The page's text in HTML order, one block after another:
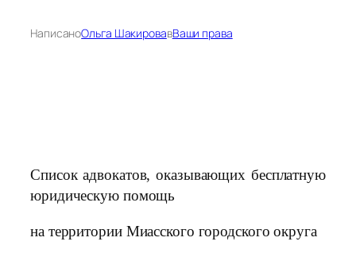
НаписаноОльга ШакировавВаши права
Список адвокатов, оказывающих бесплатную
юридическую помощь
на территории Миасского городского округа